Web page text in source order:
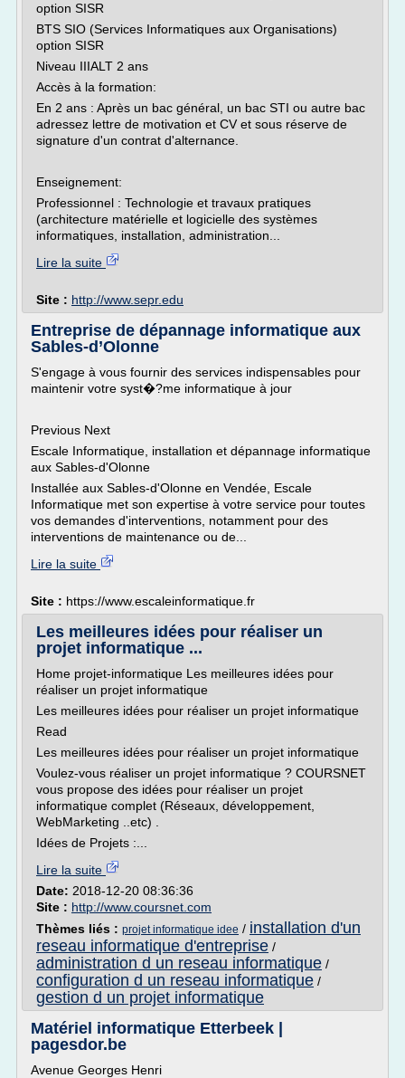
option SISR
BTS SIO (Services Informatiques aux Organisations)
option SISR
Niveau IIIALT 2 ans
Accès à la formation:
En 2 ans : Après un bac général, un bac STI ou autre bac
adressez lettre de motivation et CV et sous réserve de
signature d'un contrat d'alternance.
Enseignement:
Professionnel : Technologie et travaux pratiques
(architecture matérielle et logicielle des systèmes
informatiques, installation, administration...
Lire la suite
Site : http://www.sepr.edu
Entreprise de dépannage informatique aux
Sables-d’Olonne
S'engage à vous fournir des services indispensables pour
maintenir votre syst�?me informatique à jour
Previous Next
Escale Informatique, installation et dépannage informatique
aux Sables-d'Olonne
Installée aux Sables-d'Olonne en Vendée, Escale
Informatique met son expertise à votre service pour toutes
vos demandes d'interventions, notamment pour des
interventions de maintenance ou de...
Lire la suite
Site : https://www.escaleinformatique.fr
Les meilleures idées pour réaliser un
projet informatique ...
Home projet-informatique Les meilleures idées pour
réaliser un projet informatique
Les meilleures idées pour réaliser un projet informatique
Read
Les meilleures idées pour réaliser un projet informatique
Voulez-vous réaliser un projet informatique ? COURSNET
vous propose des idées pour réaliser un projet
informatique complet (Réseaux, développement,
WebMarketing ..etc) .
Idées de Projets :...
Lire la suite
Date: 2018-12-20 08:36:36
Site : http://www.coursnet.com
Thèmes liés : projet informatique idee / installation d'un
reseau informatique d'entreprise /
administration d un reseau informatique /
configuration d un reseau informatique /
gestion d un projet informatique
Matériel informatique Etterbeek |
pagesdor.be
Avenue Georges Henri